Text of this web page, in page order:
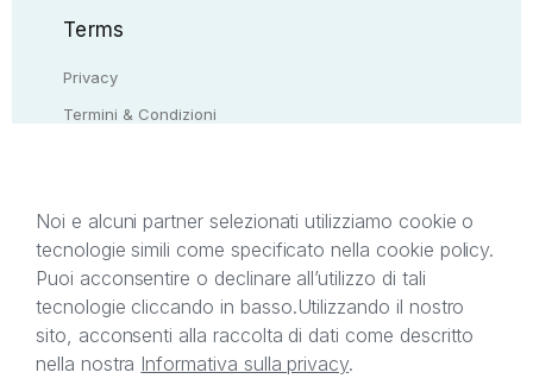
Terms
Privacy
Termini & Condizioni
Il presente sito web è di proprietà di StreetLib S.r.l.
titolare di tutti i diritti di proprietà intellettuale
afferenti ai marchi, loghi e segni distintivi presenti
sul sito web. Si invita l’utente a prendere visione
Noi e alcuni partner selezionati utilizziamo cookie o
tecnologie simili come specificato nella cookie policy.
Puoi acconsentire o declinare all’utilizzo di tali
tecnologie cliccando in basso.Utilizzando il nostro
sito, acconsenti alla raccolta di dati come descritto
nella nostra Informativa sulla privacy.